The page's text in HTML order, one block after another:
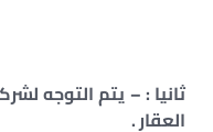
ثانيا : – يتم التوجه
العقار .